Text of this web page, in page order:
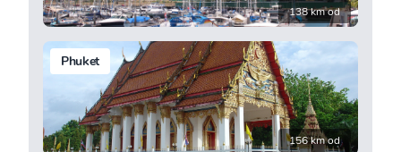
138 km od
Phuket
156 km od